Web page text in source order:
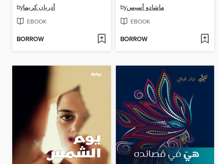
byأدريان كريما
EBOOK
BORROW
byماشادو أسيس
EBOOK
BORROW